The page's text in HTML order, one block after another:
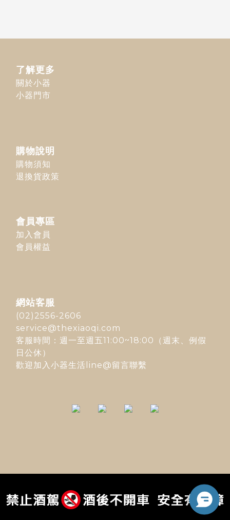
了解更多
關於小器
小器門市
購物說明
購物須知
退換貨政策
會員專區
加入會員
會員權益
網站客服
(02)2556-2606
service@thexiaoqi.com
客服時間：週一至週五11:00~18:00（週末、例假
日公休）
歡迎加入 小器生活line@留言聯繫